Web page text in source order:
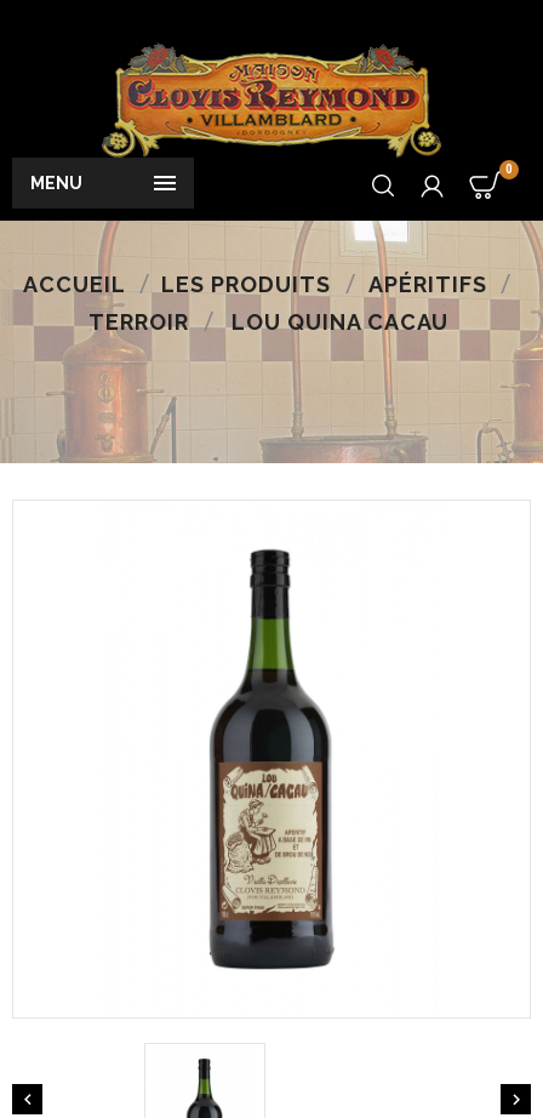

MENU
0
ACCUEIL LES PRODUITS
APÉRITIFS
TERROIR
LOU QUINA CACAU
 